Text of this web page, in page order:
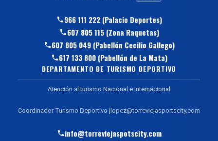
966 111 222 (Palacio Deportes)
607 805 115 (Zona Raquetas)
607 805 049 (Pabellón Cecilio Gallego)
617 133 800 (Pabellón de La Mata)
DEPARTAMENTO DE TURISMO DEPORTIVO
Atención al turismo Nacional e Internacional
Coordinador Turismo Deportivo jlopez@torreviejasportscity.com
info@torreviejaspotscity.com